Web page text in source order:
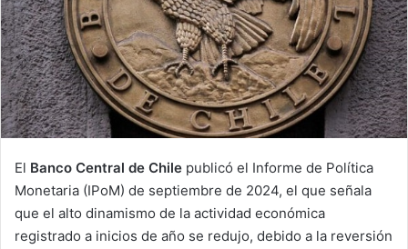
El Banco Central de Chile publicó el Informe de Política
Monetaria (IPoM) de septiembre de 2024, el que señala
que el alto dinamismo de la actividad económica
registrado a inicios de año se redujo, debido a la reversión